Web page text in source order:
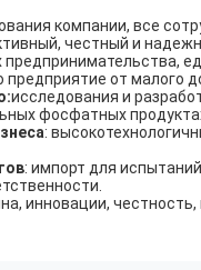
компании, все
честный и
предпринимательства,
предприятие от малого
исследования и
фосфатных
:
: импорт для
инновации,